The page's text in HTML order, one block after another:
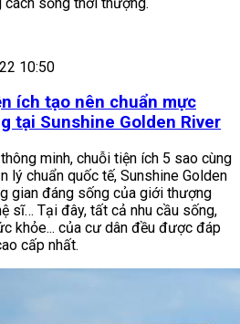
10:50
ích tạo nên chuẩn mực
tại Sunshine Golden River
minh, chuỗi tiện ích 5 sao cùng
lý chuẩn quốc tế, Sunshine Golden
gian đáng sống của giới thượng
sĩ… Tại đây, tất cả nhu cầu sống,
khỏe... của cư dân đều được đáp
cấp nhất.